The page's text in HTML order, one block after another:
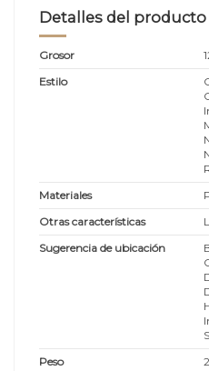
Detalles del producto
Grosor
Estilo
Materiales
Otras características
Sugerencia de ubicación
Peso